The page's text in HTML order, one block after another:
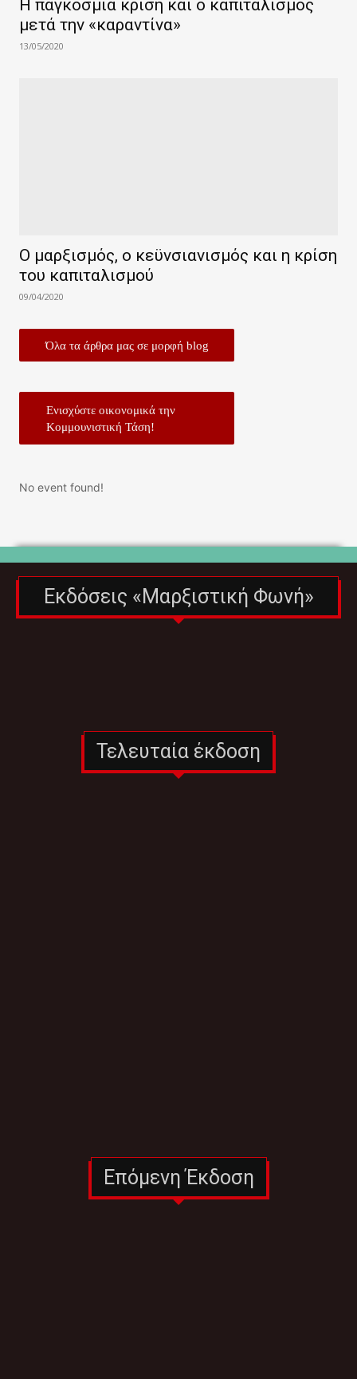
Η παγκόσμια κρίση και ο καπιταλισμός
μετά την «καραντίνα»
13/05/2020
Ο μαρξισμός, ο κεϋνσιανισμός και η κρίση
του καπιταλισμού
09/04/2020
Όλα τα άρθρα μας σε μορφή blog
Ενισχύστε οικονομικά την
Κομμουνιστική Τάση!
No event found!
Εκδόσεις «Μαρξιστική Φωνή»
Τελευταία έκδοση
Επόμενη Έκδοση